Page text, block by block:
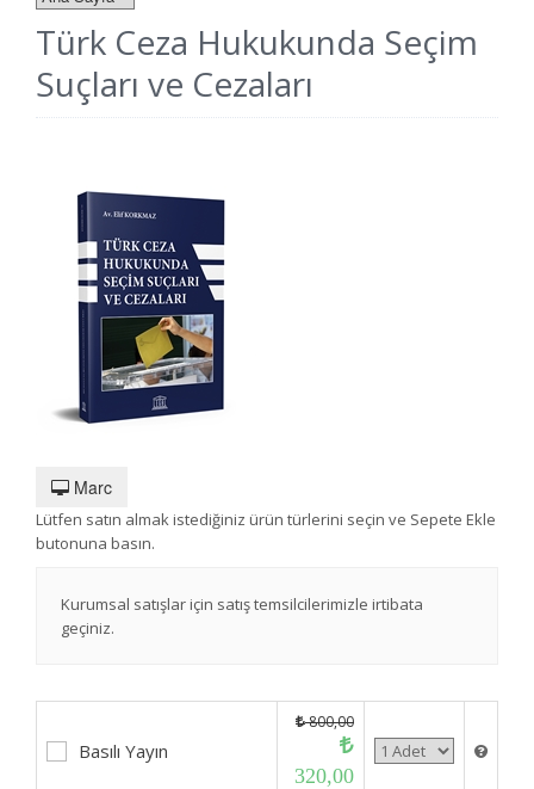
Türk Ceza Hukukunda Seçim
Suçları ve Cezaları
Marc
Lütfen satın almak istediğiniz ürün türlerini seçin ve Sepete Ekle
butonuna basın.
Kurumsal satışlar için satış temsilcilerimizle irtibata
geçiniz.
Basılı Yayın
800,00
320,00